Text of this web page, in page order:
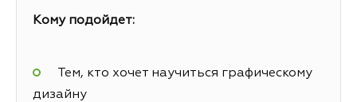
Кому подойдет:
Тем, кто хочет научиться графическому
дизайну